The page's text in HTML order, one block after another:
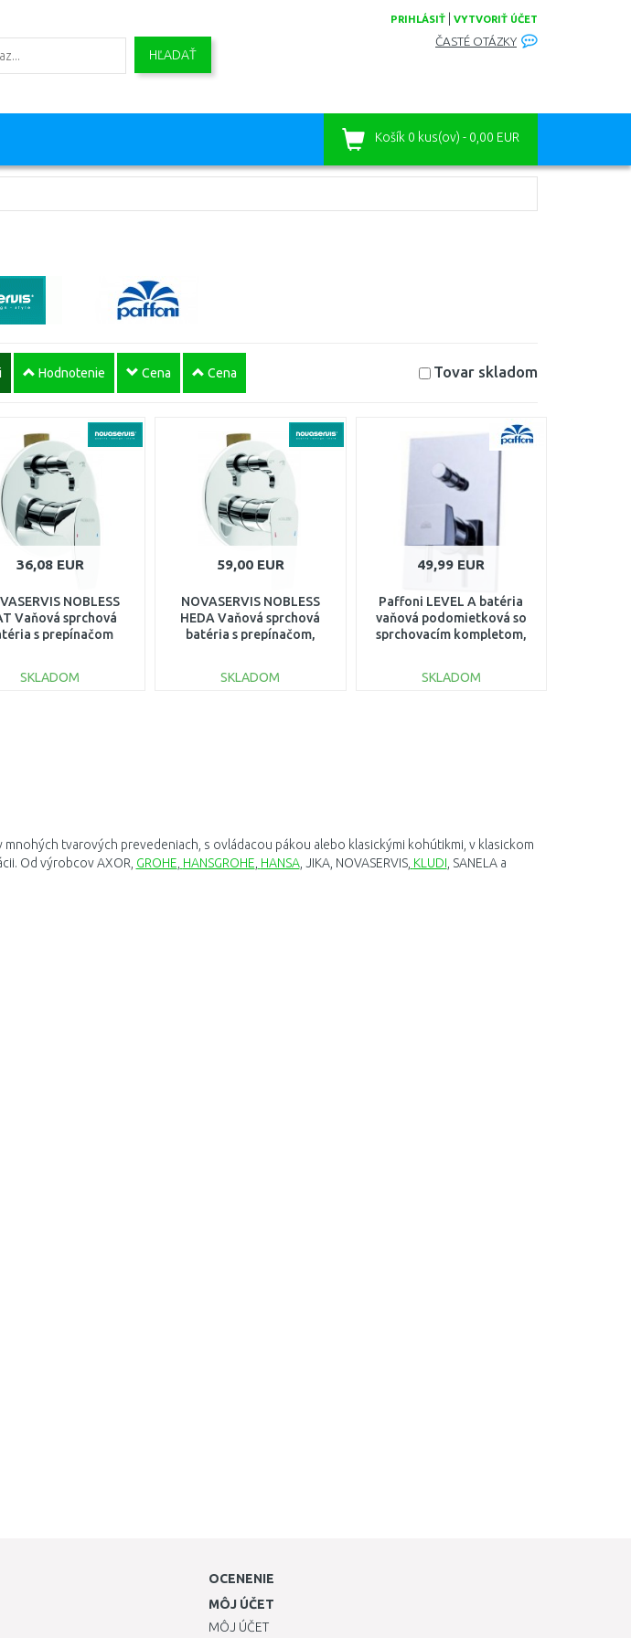
PRIHLÁSIŤ VYTVORIŤ ÚČET
ČASTÉ OTÁZKY
HĽADAŤ
Košík 0 kus(ov) - 0,00 EUR
Hodnotenie Cena Cena Tovar skladom
36,08 EUR
NOBLESS
Vaňová sprchová
s prepínačom
SKLADOM
59,00 EUR
NOVASERVIS NOBLESS
HEDA Vaňová sprchová
batéria s prepínačom,
SKLADOM
49,99 EUR
Paffoni LEVEL A batéria
vaňová podomietková so
sprchovacím kompletom,
SKLADOM
mnohých tvarových prevedeniach s ovládacou pákou alebo klasickými kohútikmi v klasickom
. Od výrobcov AXOR GROHE HANSGROHE HANSA, JIKA, NOVASERVIS, KLUDI SANELA a
OCENENIE
MÔJ ÚČET
MÔJ ÚČET